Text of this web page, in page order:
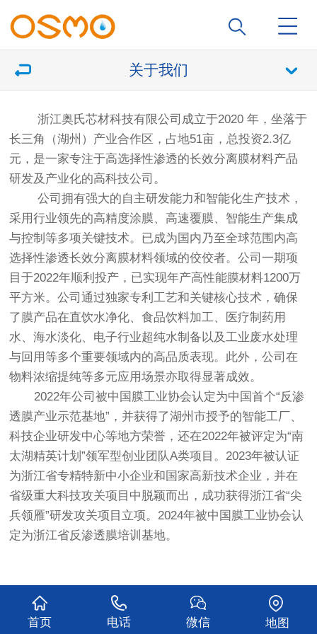
关于我们
浙江奥氏芯材科技有限公司成立于2020 年 ，坐落于
长三角（湖州）产业合作区，占地51亩，总投资2.3亿
元，是一家专注于高选择性渗透的长效分离膜材料产品
研发及产业化的高科技公司。
公司拥有强大的自主研发能力和智能化生产技术，
采用行业领先的高精度涂膜、高速覆膜、智能生产集成
与控制等多项关键技术。已成为国内乃至全球范围内高
选择性渗透长效分离膜材料领域的佼佼者。公司一期项
目于2022年顺利投产，已实现年产高性能膜材料1200万
平方米。公司通过独家专利工艺和关键核心技术，确保
了膜产品在直饮水净化、食品饮料加工、医疗制药用
水、海水淡化、电子行业超纯水制备以及工业废水处理
与回用等多个重要领域内的高品质表现。此外，公司在
物料浓缩提纯等多元应用场景亦取得显著成效。
2022年公司被中国膜工业协会认定为中国首个“反渗
透膜产业示范基地”，并获得了湖州市授予的智能工厂、
科技企业研发中心等地方荣誉，还在2022年被评定为“南
太湖精英计划”领军型创业团队A类项目。2023年被认证
为浙江省专精特新中小企业和国家高新技术企业，并在
省级重大科技攻关项目中脱颖而出，成功获得浙江省“尖
兵领雁”研发攻关项目立项。2024年被中国膜工业协会认
定为浙江省反渗透膜培训基地。
首页 电话 微信 地图